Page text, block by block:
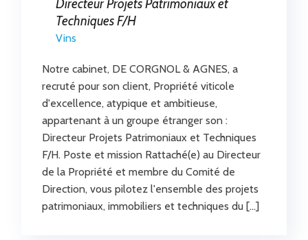
Directeur Projets Patrimoniaux et
Techniques F/H
Vins
Notre cabinet, DE CORGNOL & AGNES, a
recruté pour son client, Propriété viticole
d'excellence, atypique et ambitieuse,
appartenant à un groupe étranger son :
Directeur Projets Patrimoniaux et Techniques
F/H. Poste et mission Rattaché(e) au Directeur
de la Propriété et membre du Comité de
Direction, vous pilotez l'ensemble des projets
patrimoniaux, immobiliers et techniques du […]